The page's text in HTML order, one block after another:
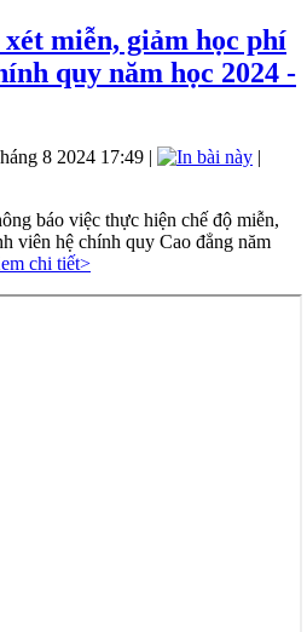
miễn, giảm học phí
quy năm học 2024 -
8 2024 17:49 | |
báo việc thực hiện chế độ miễn,
viên hệ chính quy Cao đẳng năm
chi tiết>